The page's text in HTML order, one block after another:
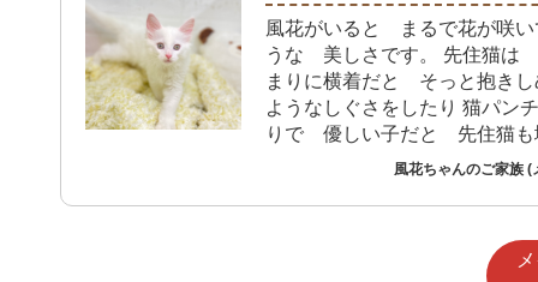
風花がいると まるで花が咲い
うな 美しさです。 先住猫は
まりに横着だと そっと抱きし
ようなしぐさをしたり 猫パン
りで 優しい子だと 先住猫
きになりました。風花ちゃんのご家族 (